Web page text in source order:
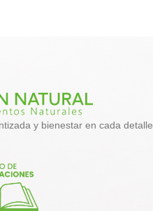
y bienestar en cada detalle.